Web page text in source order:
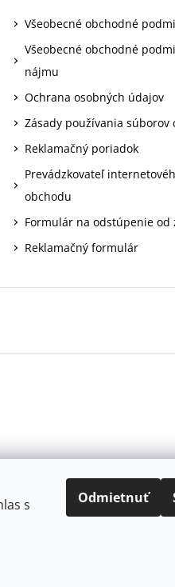
s
Odmietnuť
Všeobecné obchodné
Všeobecné obchodné
nájmu
Ochrana osobných údajov
Zásady používania súborov
Reklamačný poriadok
Prevádzkovateľ
obchodu
Formulár na odstúpenie od
Reklamačný formulár